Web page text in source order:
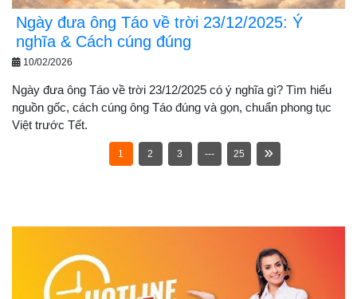
Ngày đưa ông Táo về trời 23/12/2025: Ý
nghĩa & Cách cúng đúng
10/02/2026
Ngày đưa ông Táo về trời 23/12/2025 có ý nghĩa gì? Tìm hiểu
nguồn gốc, cách cúng ông Táo đúng và gọn, chuẩn phong tục
Việt trước Tết.
1 2 3 --- 25